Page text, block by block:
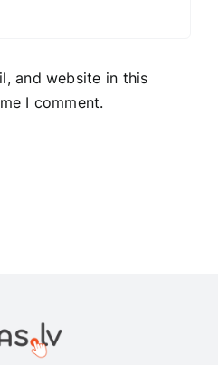
and website in this
I comment.